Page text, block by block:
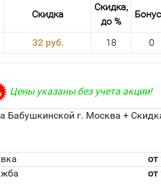
Скидка
Скидка,
до %
32 руб. 18 0
Цены указаны без учета акции!
Бабушкинской г. Москва +